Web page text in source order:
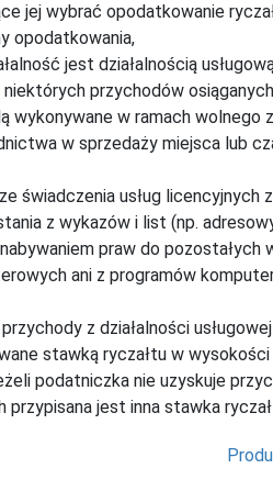
jej wybrać opodatkowanie
opodatkowania,
jest działalnością
przychodów
wykonywane w ramach
w sprzedaży miejsca lub
świadczenia usług licencyjnych
z wykazów i list (np.
praw do pozostałych
ani z programów
z działalności
stawką ryczałtu w
podatniczka nie uzyskuje
jest inna stawka